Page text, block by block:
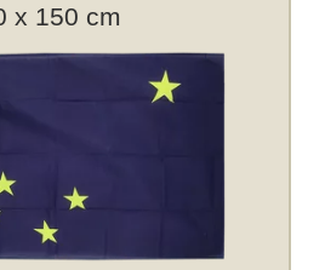
x 150 cm